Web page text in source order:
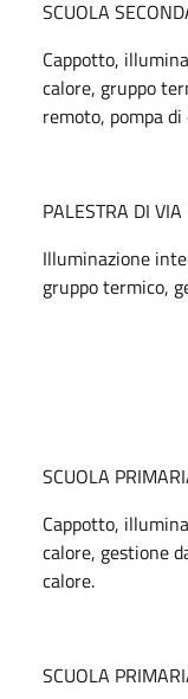
SCUOLA
Cappotto,
calore, gruppo
remoto, pompa
PALESTRA DI
Illuminazione
gruppo termico,
SCUOLA
Cappotto,
calore, gestione
calore.
SCUOLA